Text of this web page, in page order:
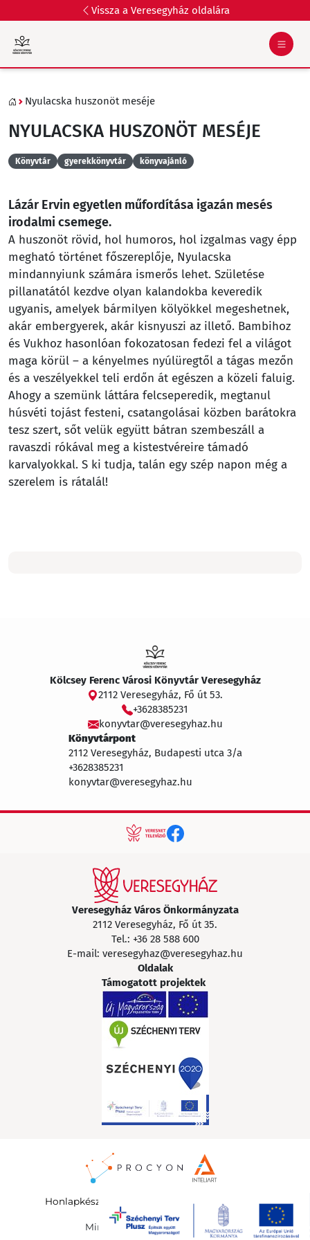
Vissza a Veresegyház oldalára
Nyulacska huszonöt meséje
NYULACSKA HUSZONÖT MESÉJE
Könyvtár gyerekkönyvtár könyvajánló
Lázár Ervin egyetlen műfordítása igazán mesés
irodalmi csemege.
A huszonöt rövid, hol humoros, hol izgalmas vagy épp
megható történet főszereplője, Nyulacska
mindannyiunk számára ismerős lehet. Születése
pillanatától kezdve olyan kalandokba keveredik
ugyanis, amelyek bármilyen kölyökkel megeshetnek,
akár embergyerek, akár kisnyuszi az illető. Bambihoz
és Vukhoz hasonlóan fokozatosan fedezi fel a világot
maga körül – a kényelmes nyúlüregtől a tágas mezőn
és a veszélyekkel teli erdőn át egészen a közeli faluig.
Ahogy a szemünk láttára felcseperedik, megtanul
húsvéti tojást festeni, csatangolásai közben barátokra
tesz szert, sőt velük együtt bátran szembeszáll a
ravaszdi rókával meg a kistestvéreire támadó
karvalyokkal. S ki tudja, talán egy szép napon még a
szerelem is rátalál!
Kölcsey Ferenc Városi Könyvtár Veresegyház
2112 Veresegyház, Fő út 53.
+3628385231
konyvtar@veresegyhaz.hu
Könyvtárpont
2112 Veresegyház, Budapesti utca 3/a
+3628385231
konyvtar@veresegyhaz.hu
Veresegyház Város Önkormányzata
2112 Veresegyház, Fő út 35.
Tel.: +36 28 588 600
E-mail: veresegyhaz@veresegyhaz.hu
Oldalak
Támogatott projektek
Honlapkészítés InteliArt Online Marketing Kft.
Minden jog fenntartva 2026©